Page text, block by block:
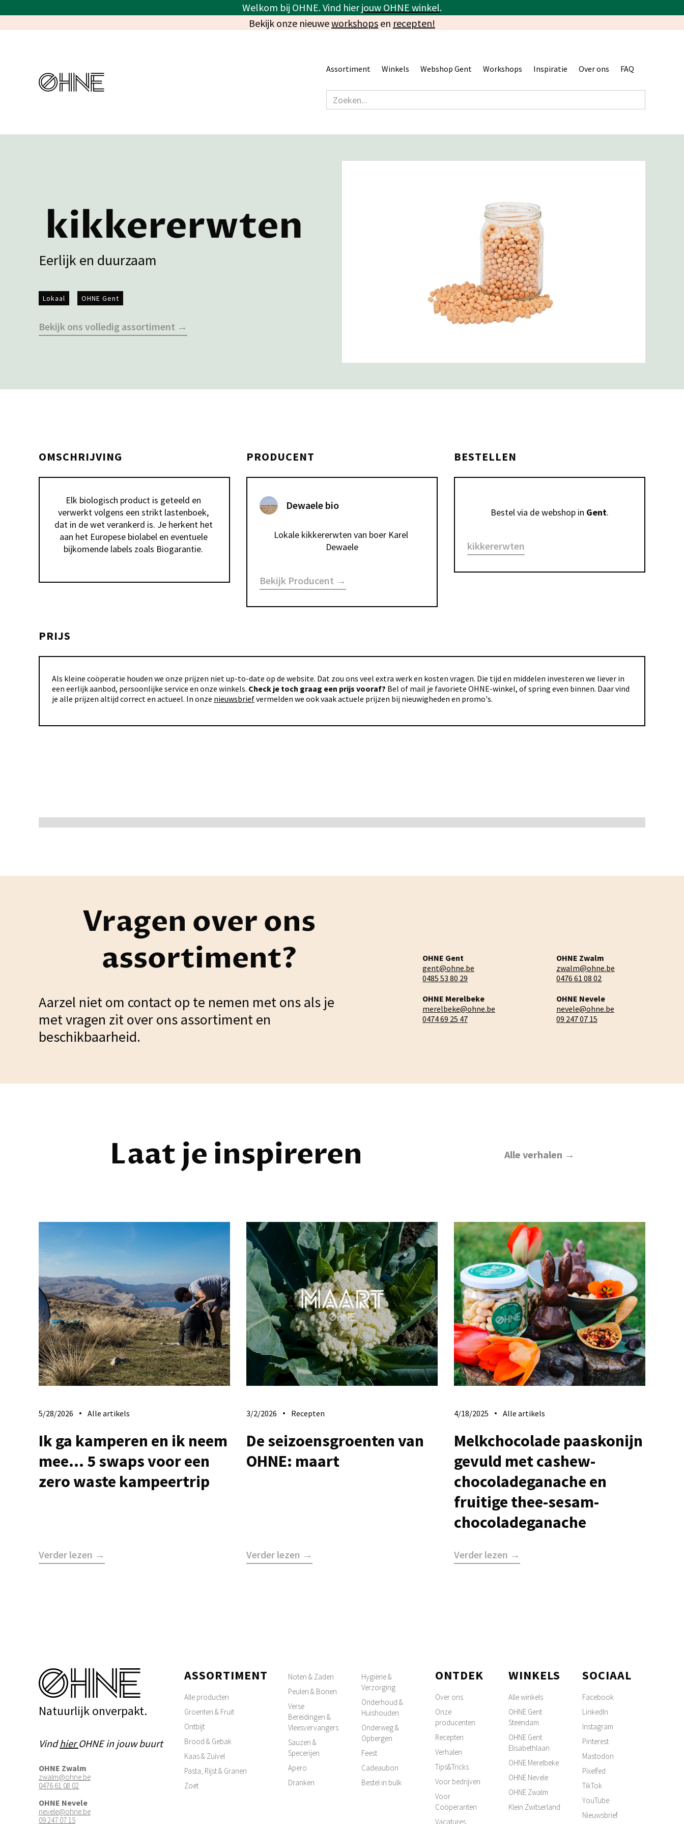
Welkom bij OHNE. Vind hierjouw OHNE winkel.
Bekijk onze nieuweworkshops en recepten!
Assortiment Winkels Webshop Gent Workshops Inspiratie Over ons FAQ
kikkererwten
Eerlijk en duurzaam
Lokaal OHNE Gent
Bekijk ons volledig assortiment →
OMSCHRIJVING
Elk biologisch product is geteeld en
verwerkt volgens een strikt lastenboek,
dat in de wet verankerd is. Je herkent het
aan het Europese biolabel en eventuele
bijkomende labels zoals Biogarantie.
PRODUCENT
Dewaele bio
Lokale kikkererwten van boer Karel
Dewaele
Bekijk Producent →
BESTELLEN
Bestel via de webshop in Gent.
kikkererwten
PRIJS
Als kleine coöperatie houden we onze prijzen niet up-to-date op de website. Dat zou ons veel extra werk en kosten vragen. Die tijd en middelen investeren we liever in
een eerlijk aanbod, persoonlijke service en onze winkels. Check je toch graag een prijs vooraf? Bel of mail je favoriete OHNE-winkel, of spring even binnen. Daar vind
je alle prijzen altijd correct en actueel. In onze nieuwsbriefvermelden we ook vaak actuele prijzen bij nieuwigheden en promo's.
Vragen over ons
assortiment?
Aarzel niet om contact op te nemen met ons als je
met vragen zit over ons assortiment en
beschikbaarheid.
OHNE Gent
gent@ohne.be
0485 53 80 29
OHNE Merelbeke
merelbeke@ohne.be
0474 69 25 47
OHNE Zwalm
zwalm@ohne.be
0476 61 08 02
OHNE Nevele
nevele@ohne.be
09 247 07 15
Laat je inspireren Alle verhalen →
5/28/2026 Alle artikels
Ik ga kamperen en ik neem
mee... 5 swaps voor een
zero waste kampeertrip
Verder lezen →
3/2/2026 Recepten
De seizoensgroenten van
OHNE: maart
Verder lezen →
4/18/2025 Alle artikels
Melkchocolade paaskonijn
gevuld met cashew-
chocoladeganache en
fruitige thee-sesam-
chocoladeganache
Verder lezen →
Natuurlijk onverpakt.
VindhierOHNE in jouw buurt
OHNE Zwalm
zwalm@ohne.be
0476 61 08 02
OHNE Nevele
nevele@ohne.be
09 247 07 15
ASSORTIMENT
Alle producten
Groenten & Fruit
Ontbijt
Brood & Gebak
Kaas & Zuivel
Pasta, Rijst & Granen
Zoet
Noten & Zaden
Peulen & Bonen
Verse
Bereidingen &
Vleesvervangers
Sauzen &
Specerijen
Apero
Dranken
Hygiëne &
Verzorging
Onderhoud &
Huishouden
Onderweg &
Opbergen
Feest
Cadeaubon
Bestel in bulk
ONTDEK
Over ons
Onze
producenten
Recepten
Verhalen
Tips&Tricks
Voor bedrijven
Voor
Coöperanten
Vacatures
WINKELS
Alle winkels
OHNE Gent
Steendam
OHNE Gent
Elisabethlaan
OHNE Merelbeke
OHNE Nevele
OHNE Zwalm
Klein Zwitserland
SOCIAAL
Facebook
LinkedIn
Instagram
Pinterest
Mastodon
Pixelfed
TikTok
YouTube
Nieuwsbrief